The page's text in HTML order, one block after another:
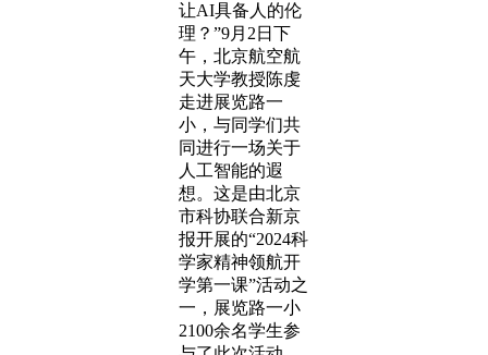
让AI具备人的伦
理？”9月2日下
午，北京航空航
天大学教授陈虔
走进展览路一
小，与同学们共
同进行一场关于
人工智能的遐
想。这是由北京
市科协联合新京
报开展的“2024科
学家精神领航开
学第一课”活动之
一，展览路一小
2100余名学生参